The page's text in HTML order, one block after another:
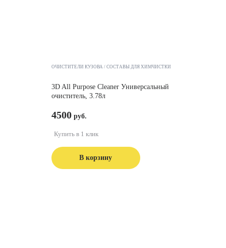
ОЧИСТИТЕЛИ КУЗОВА СОСТАВЫ ДЛЯ ХИМЧИСТКИ
3D All Purpose Cleaner Универсальный
очиститель, 3.78л
4500
В корзину
Купить в 1 клик